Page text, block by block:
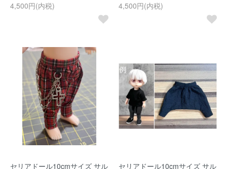
4,500円(内税)
4,500円(内税)
セリアドール10cmサイズ サル セリアドール10cmサイズ サル